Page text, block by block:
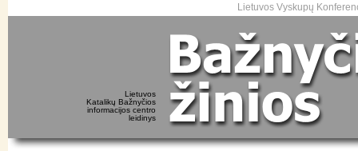
Lietuvos Vyskupų
Lietuvos
Katalikų Bažnyčios
informacijos centro
leidinys